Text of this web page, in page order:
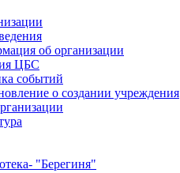
об организации
ЦБС
событий
о создании учреждения
"Берегиня"